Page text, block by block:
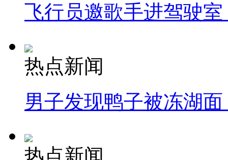
飞行员邀歌手进驾驶
热点新闻
男子发现鸭子被冻湖
热点新闻